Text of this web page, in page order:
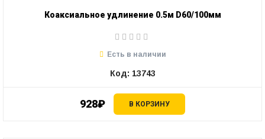
Коаксиальное удлинение 0.5м D60/100мм
928₽ В КОРЗИНУ
Есть в наличии
Код: 13743